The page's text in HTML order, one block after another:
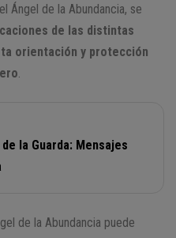
Ángel de la Abundancia, se
de las distintas
orientación y protección
la Guarda: Mensajes
de la Abundancia puede